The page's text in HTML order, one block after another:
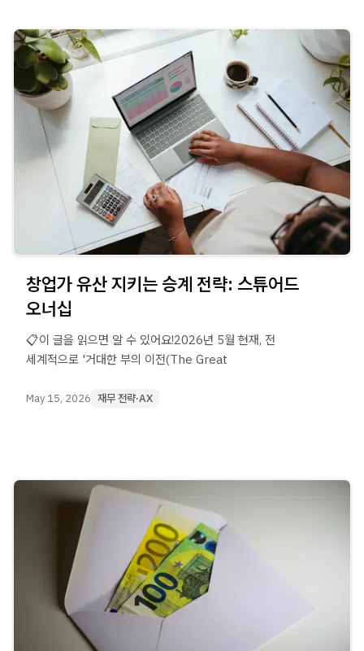
창업가 유산 지키는 승계 전략: 스튜어드
오너십
📋이 글을 읽으면 알 수 있어요!2026년 5월 현재, 전
세계적으로 '거대한 부의 이전(The Great
May 15, 2026 재무 전략·AX